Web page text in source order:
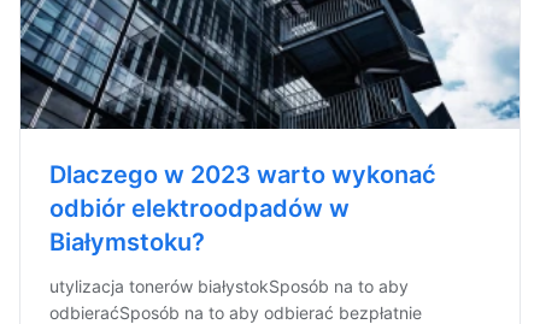
Dlaczego w 2023 warto wykonać
odbiór elektroodpadów w
Białymstoku?
utylizacja tonerów białystokSposób na to aby
odbieraćSposób na to aby odbierać bezpłatnie